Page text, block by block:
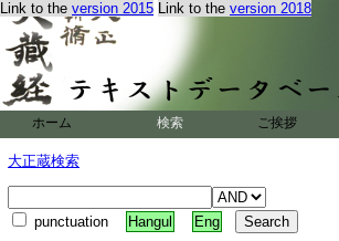
Link to the version 2015 Link to the version 2018
ホーム 検索 ご挨拶
大正蔵検索
punctuation Hangul Eng